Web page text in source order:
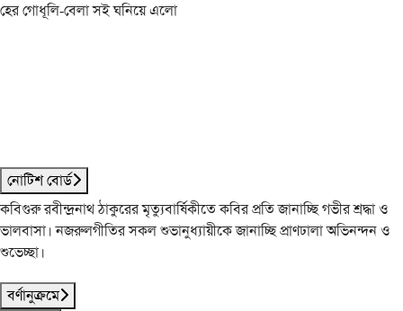
হের গোধূলি-বেলা সই ঘনিয়ে এলো
নোটিশ বোর্ড
কবিগুরু রবীন্দ্রনাথ ঠাকুরের মৃত্যুবার্ষিকীতে কবির প্রতি জানাচ্ছি গভীর শ্রদ্ধা ও
ভালবাসা। নজরুলগীতির সকল শুভানুধ্যায়ীকে জানাচ্ছি প্রাণঢালা অভিনন্দন ও
শুভেচ্ছা।
বর্ণানুক্রমে